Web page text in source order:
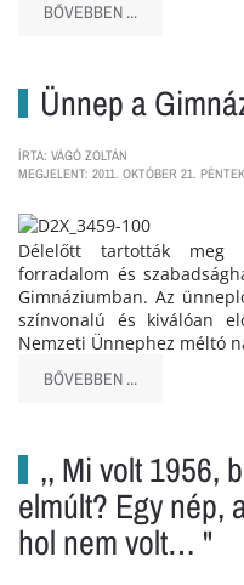
BŐVEBBEN ...
Ünnep a
ÍRTA: VÁGÓ ZOLTÁN
MEGJELENT: 2011. OKTÓBER 21.
Délelőtt tartották meg
forradalom és
Gimnáziumban. Az
színvonalú és kiválóan
Nemzeti Ünnephez méltó
BŐVEBBEN ...
,, Mi volt 1956,
elmúlt? Egy nép,
hol nem volt… "